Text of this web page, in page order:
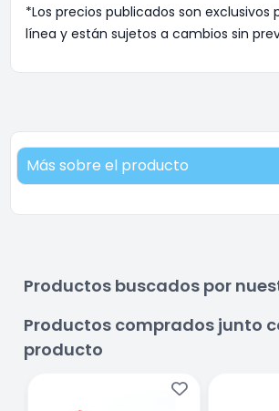
*Los precios publicados son exclusivos
línea y están sujetos a cambios sin
Más sobre el producto
Productos buscados por
Productos comprados junto
producto